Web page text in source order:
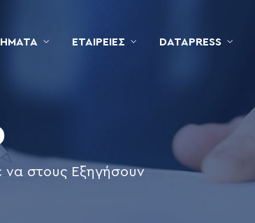
ΕΤΑΙΡΕΊΕΣ DATAPRESS
στους Εξηγήσουν